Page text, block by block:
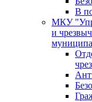
В
МКУ
и